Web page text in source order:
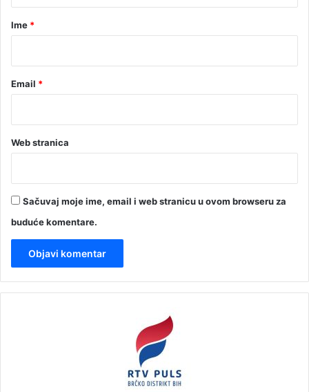
rIme *
Email *
Web stranica
Sačuvaj moje ime, email i web stranicu u ovom browseru za
buduće komentare.